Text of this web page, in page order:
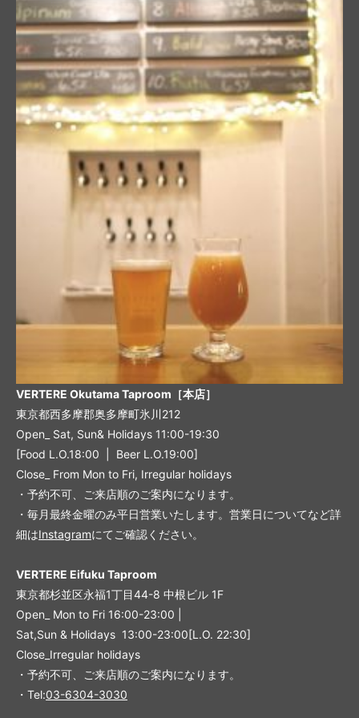
VERTERE Okutama Taproom［本店］
東京都西多摩郡奥多摩町氷川212
Open_ Sat, Sun& Holidays 11:00-19:30
[Food L.O.18:00 | Beer L.O.19:00]
Close_ From Mon to Fri, Irregular holidays
・予約不可、ご来店順のご案内になります。
・毎月最終金曜のみ平日営業いたします。営業日についてなど詳
細はInstagramにてご確認ください。
VERTERE Eifuku Taproom
東京都杉並区永福1丁目44-8 中根ビル 1F
Open_ Mon to Fri 16:00-23:00 |
Sat,Sun & Holidays 13:00-23:00[L.O. 22:30]
Close_Irregular holidays
・予約不可、ご来店順のご案内になります。
・Tel:03-6304-3030